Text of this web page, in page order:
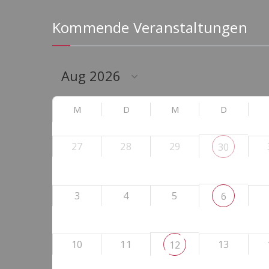
Kommende Veranstaltungen
M D M D
27 28 29 30
3 4 5 6
10 11 12 13